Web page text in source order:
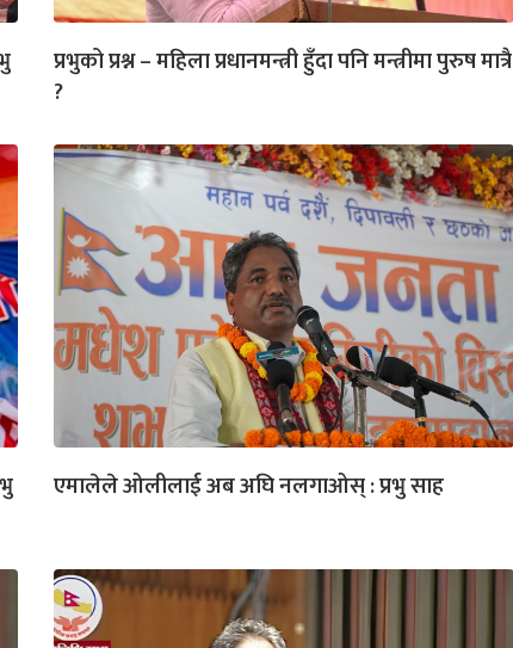
प्रभुको प्रश्न – महिला प्रधानमन्त्री हुँदा पनि मन्त्रीमा पुरुष मात्रै
?
एमालेले ओलीलाई अब अघि नलगाओस् : प्रभु साह